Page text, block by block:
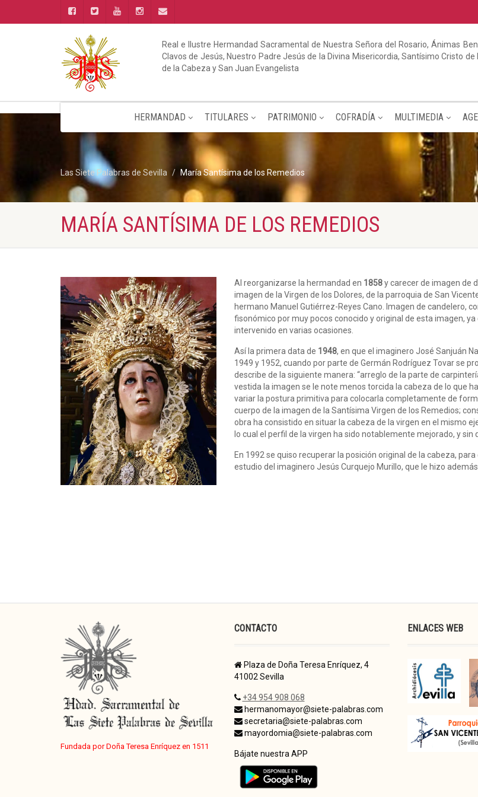
Real e Ilustre Hermandad Sacramental de Nuestra Señora del Rosario, Ánimas
Clavos de Jesús, Nuestro Padre Jesús de la Divina Misericordia, Santísimo Cristo
de la Cabeza y San Juan Evangelista
HERMANDAD TITULARES PATRIMONIO COFRADÍA MULTIMEDIA
Las Siete Palabras de Sevilla María Santísima de los Remedios
MARÍA SANTÍSIMA DE LOS REMEDIOS
Al reorganizarse la hermandad en 1858y carecer de imagen de
imagen de la Virgen de los Dolores, de la parroquia de San
hermano Manuel Gutiérrez-Reyes Cano. Imagen de candelero,
fisonómico por muy pocos conocido y original de esta imagen,
intervenido en varias ocasiones.
Así la primera data de 1948, en que el imaginero José Sanjuán
1949 y 1952, cuando por parte de Germán Rodríguez Tovar se
describe de la siguiente manera: “arreglo de la parte de
vestida la imagen se le note menos torcida la cabeza de lo que
variar la postura primitiva para colocarla completamente de
cuerpo de la imagen de la Santísima Virgen de los Remedios;
obra ha consistido en situar la cabeza de la virgen en el mismo
lo cual el perfil de la virgen ha sido notablemente mejorado, y
En 1992 se quiso recuperar la posición original de la cabeza,
estudio del imaginero Jesús Curquejo Murillo, que le hizo
Fundada por Doña Teresa Enríquez en 1511
CONTACTO
Plaza de Doña Teresa Enríquez, 4
41002 Sevilla
+34 954 908 068
hermanomayor@siete-palabras.com
secretaria@siete-palabras.com
mayordomia@siete-palabras.com
Bájate nuestra APP
ENLACES WEB